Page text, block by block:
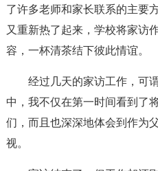
了许多老师和家长联系的主要
又重新热了起来，学校将家访
容，一杯清茶结下彼此情谊。
经过几天的家访工作，可
中，我不仅在第一时间看到了
们，而且也深深地体会到作为
视。